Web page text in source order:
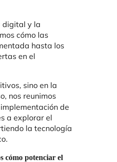
digital y la
cómo las
hasta los
en el
sino en la
nos reunimos
de
a explorar el
la tecnología
cómo potenciar el